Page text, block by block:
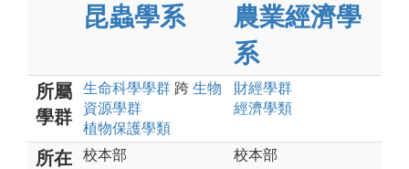
昆蟲學系
農業經濟學
系
所屬
學群
生命科學學群 跨 生物
資源學群
植物保護學類
財經學群
經濟學類
所在
校本部
校本部